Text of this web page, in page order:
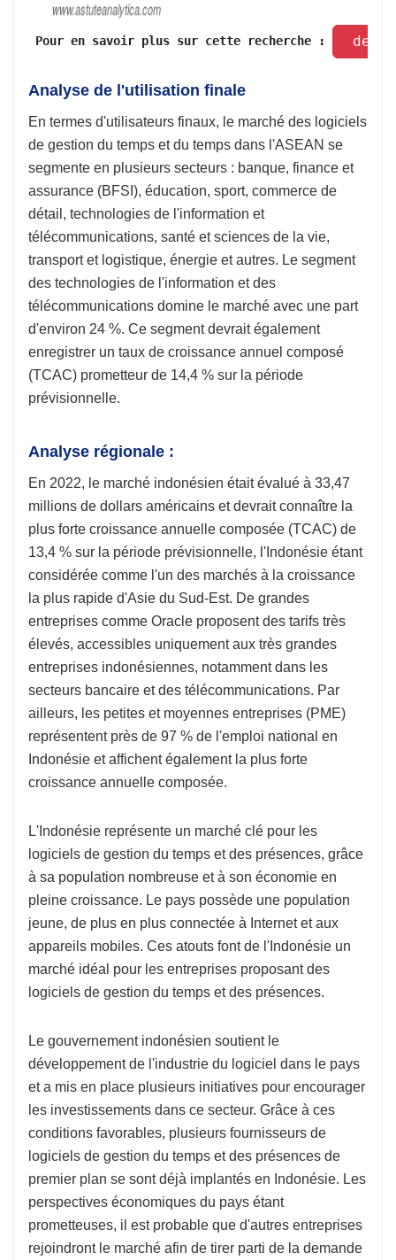
Pour en savoir plus sur cette recherche :
Analyse de l'utilisation finale
En termes d'utilisateurs finaux, le marché des logiciels
de gestion du temps et du temps dans l'ASEAN se
segmente en plusieurs secteurs : banque, finance et
assurance (BFSI), éducation, sport, commerce de
détail, technologies de l'information et
télécommunications, santé et sciences de la vie,
transport et logistique, énergie et autres. Le segment
des technologies de l'information et des
télécommunications domine le marché avec une part
d'environ 24 %. Ce segment devrait également
enregistrer un taux de croissance annuel composé
(TCAC) prometteur de 14,4 % sur la période
prévisionnelle.
Analyse régionale :
En 2022, le marché indonésien était évalué à 33,47
millions de dollars américains et devrait connaître la
plus forte croissance annuelle composée (TCAC) de
13,4 % sur la période prévisionnelle, l'Indonésie étant
considérée comme l'un des marchés à la croissance
la plus rapide d'Asie du Sud-Est. De grandes
entreprises comme Oracle proposent des tarifs très
élevés, accessibles uniquement aux très grandes
entreprises indonésiennes, notamment dans les
secteurs bancaire et des télécommunications. Par
ailleurs, les petites et moyennes entreprises (PME)
représentent près de 97 % de l'emploi national en
Indonésie et affichent également la plus forte
croissance annuelle composée.
L'Indonésie représente un marché clé pour les
logiciels de gestion du temps et des présences, grâce
à sa population nombreuse et à son économie en
pleine croissance. Le pays possède une population
jeune, de plus en plus connectée à Internet et aux
appareils mobiles. Ces atouts font de l'Indonésie un
marché idéal pour les entreprises proposant des
logiciels de gestion du temps et des présences.
Le gouvernement indonésien soutient le
développement de l'industrie du logiciel dans le pays
et a mis en place plusieurs initiatives pour encourager
les investissements dans ce secteur. Grâce à ces
conditions favorables, plusieurs fournisseurs de
logiciels de gestion du temps et des présences de
premier plan se sont déjà implantés en Indonésie. Les
perspectives économiques du pays étant
prometteuses, il est probable que d'autres entreprises
rejoindront le marché afin de tirer parti de la demande